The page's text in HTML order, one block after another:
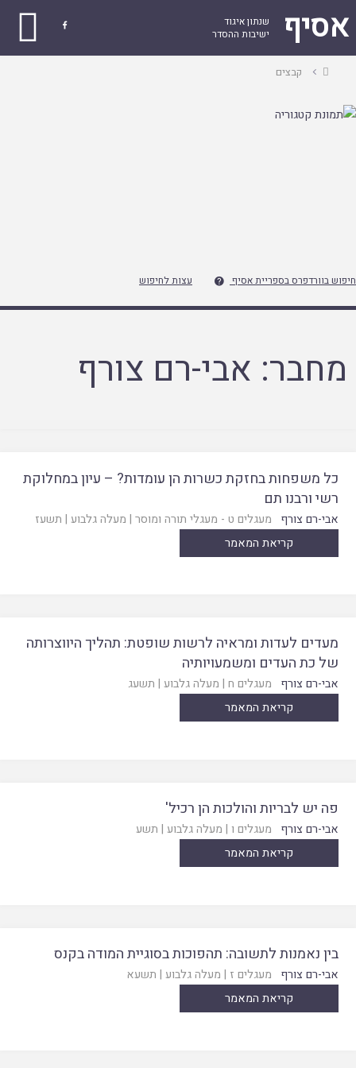
אסיף
שנתון איגוד
ישיבות ההסדר

עמודקבצים
חיפוש בוורדפרס בספריית אסיף  עצות לחיפוש
מחבר: אבי-רם צורף
כל משפחות בחזקת כשרות הן עומדות? – עיון במחלוקת
רשי ורבנו תם
אבי-רם צורף מעגלים ט - מעגלי תורה ומוסר | מעלה גלבוע | תשעז
קריאת המאמר
מעדים לעדות ומראיה לרשות שופטת: תהליך היווצרותה
של כת העדים ומשמעויותיה
אבי-רם צורף מעגלים ח | מעלה גלבוע | תשעג
קריאת המאמר
פה יש לבריות והולכות הן רכיל'
אבי-רם צורף מעגלים ו | מעלה גלבוע | תשע
קריאת המאמר
בין נאמנות לתשובה: תהפוכות בסוגיית המודה בקנס
אבי-רם צורף מעגלים ז | מעלה גלבוע | תשעא
קריאת המאמר